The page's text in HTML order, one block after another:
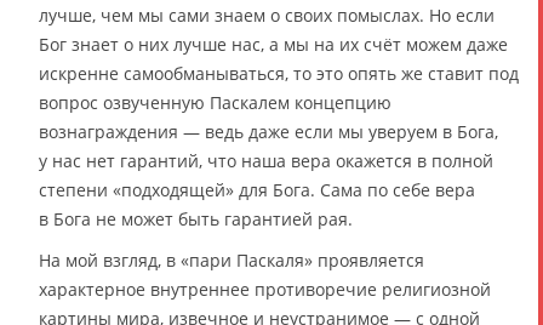
лучше, чем мы сами знаем о своих помыслах. Но если
Бог знает о них лучше нас, а мы на их счёт можем даже
искренне самообманываться, то это опять же ставит под
вопрос озвученную Паскалем концепцию
вознаграждения — ведь даже если мы уверуем в Бога,
у нас нет гарантий, что наша вера окажется в полной
степени «подходящей» для Бога. Сама по себе вера
в Бога не может быть гарантией рая.
На мой взгляд, в «пари Паскаля» проявляется
характерное внутреннее противоречие религиозной
картины мира, извечное и неустранимое — с одной